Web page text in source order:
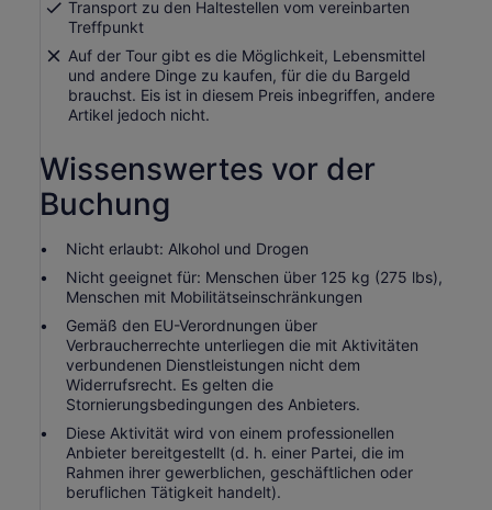
Transport zu den Haltestellen vom vereinbarten
Treffpunkt
Auf der Tour gibt es die Möglichkeit, Lebensmittel
und andere Dinge zu kaufen, für die du Bargeld
brauchst. Eis ist in diesem Preis inbegriffen, andere
Artikel jedoch nicht.
Wissenswertes vor der
Buchung
Nicht erlaubt: Alkohol und Drogen
Nicht geeignet für: Menschen über 125 kg (275 lbs),
Menschen mit Mobilitätseinschränkungen
Gemäß den EU-Verordnungen über
Verbraucherrechte unterliegen die mit Aktivitäten
verbundenen Dienstleistungen nicht dem
Widerrufsrecht. Es gelten die
Stornierungsbedingungen des Anbieters.
Diese Aktivität wird von einem professionellen
Anbieter bereitgestellt (d. h. einer Partei, die im
Rahmen ihrer gewerblichen, geschäftlichen oder
beruflichen Tätigkeit handelt).